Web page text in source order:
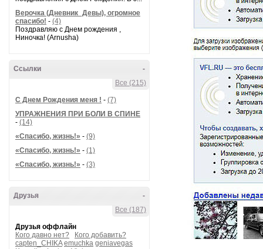
Верочка (Дневник_Девы), огромное
спасибо! - (4)
Поздравляю с Днем рождения ,
Ниночка! (Arnusha)
-
Ссылки
Все (215)
С Днем Рождения меня ! - (7)
УПРАЖНЕНИЯ ПРИ БОЛИ В СПИНЕ
- (14)
«Спасибо, жизнь!» - (9)
«Спасибо, жизнь!» - (1)
«Спасибо, жизнь!» - (3)
-
Друзья
Все (187)
Друзья оффлайн
Кого давно нет?
Кого добавить?
capten_CHIKA emuchka geniavegas